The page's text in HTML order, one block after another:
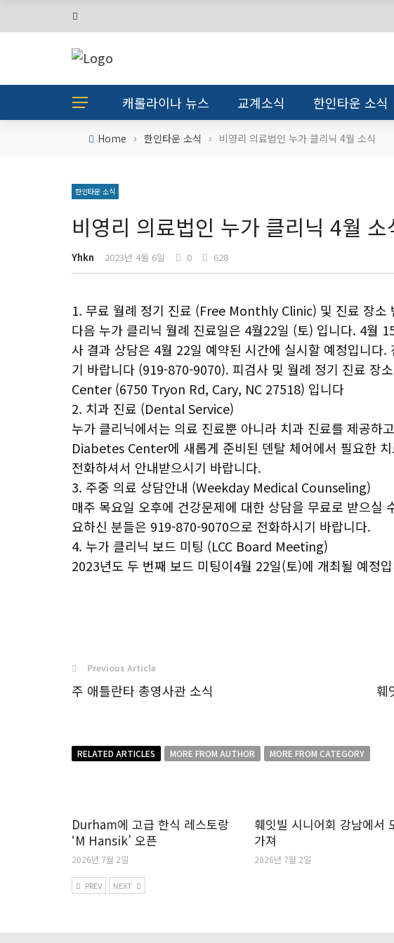
캐롤라이나 뉴스 교계소식 한인타운 소식
Home › 한인타운 소식 › 비영리 의료법인 누가 클리닉 4월 소식
한인타운 소식
비영리 의료법인 누가 클리닉 4월 소
Yhkn 2023년 4월 6일 0 628
1. 무료 월례 정기 진료 (Free Monthly Clinic) 및 진료 장소
다음 누가 클리닉 월례 진료일은 4월22일 (토) 입니다. 4월
사 결과 상담은 4월 22일 예약된 시간에 실시할 예정입니다.
기 바랍니다 (919-870-9070). 피검사 및 월례 정기 진료
Center (6750 Tryon Rd, Cary, NC 27518) 입니다
2. 치과 진료 (Dental Service)
누가 클리닉에서는 의료 진료뿐 아니라 치과 진료를 제공
Diabetes Center에 새롭게 준비된 덴탈 체어에서 필요한
전화하셔서 안내받으시기 바랍니다.
3. 주중 의료 상담안내 (Weekday Medical Counseling)
매주 목요일 오후에 건강문제에 대한 상담을 무료로 받으실
요하신 분들은 919-870-9070으로 전화하시기 바랍니다.
4. 누가 클리닉 보드 미팅 (LCC Board Meeting)
2023년도 두 번째 보드 미팅이4월 22일(토)에 개최될 예정
Previous Article
주 애틀란타 총영사관 소식
훼
RELATED ARTICLES MORE FROM AUTHOR MORE FROM CATEGORY
Durham에 고급 한식 레스토랑
‘M Hansik’ 오픈
2026년 7월 2일
훼잇빌 시니어회 강남에서
가져
2026년 7월 2일
PREV NEXT